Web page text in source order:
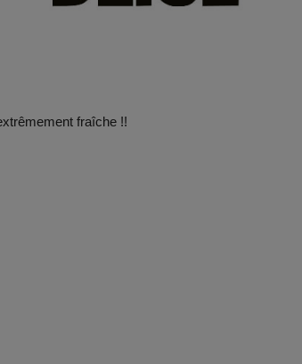
fraîche !!